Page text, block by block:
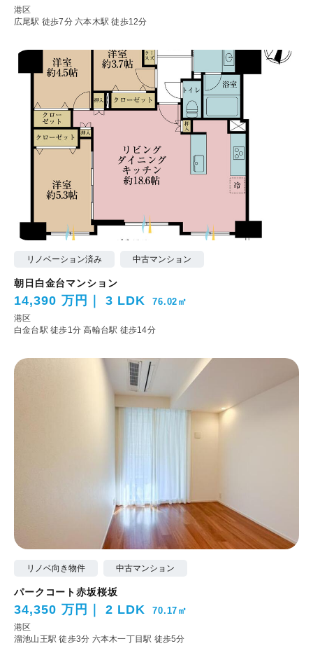
港区
広尾駅 徒歩7分六本木駅 徒歩12分
リノベーション済み 中古マンション
朝日白金台マンション
14,390 万円 3 LDK 76.02㎡
港区
白金台駅 徒歩1分高輪台駅 徒歩14分
リノベ向き物件 中古マンション
パークコート赤坂桜坂
34,350 万円 2 LDK 70.17㎡
港区
溜池山王駅 徒歩3分 六本木一丁目駅 徒歩5分